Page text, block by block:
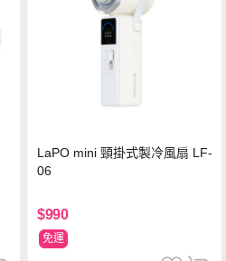
LaPO mini 頸掛式製冷風扇 LF-
06
$990
免運